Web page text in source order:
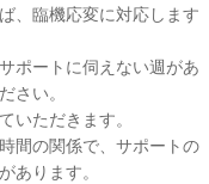
、臨機応変に対応します
ポートに伺えない週があ
さい。
いただきます。
間の関係で、サポートの
あります。